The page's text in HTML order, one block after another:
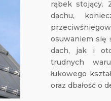
rąbek stojący.
dachu,
osuwaniem się
dach, jak i
trudnych
łukowego
oraz dbałość o